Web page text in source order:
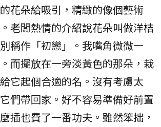
花朵給吸引，精緻的像個藝術
老闆熱情的介紹說花朵叫做洋桔
稱作「初戀」。我嘴角微微一
而擺放在一旁淡黃色的那朵，栽
它起個合適的名。沒有考慮太
們帶回家。好不容易準備好前置
插也費了一番功夫。雖然笨拙，